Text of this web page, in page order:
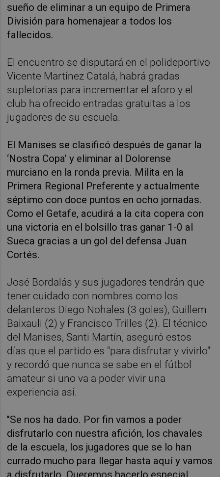
sueño de eliminar a un equipo de Primera
División para homenajear a todos los
fallecidos.
El encuentro se disputará en el polideportivo
Vicente Martínez Catalá, habrá gradas
supletorias para incrementar el aforo y el
club ha ofrecido entradas gratuitas a los
jugadores de su escuela.
El Manises se clasificó después de ganar la
‘Nostra Copa’ y eliminar al Dolorense
murciano en la ronda previa. Milita en la
Primera Regional Preferente y actualmente
séptimo con doce puntos en ocho jornadas.
Como el Getafe, acudirá a la cita copera con
una victoria en el bolsillo tras ganar 1-0 al
Sueca gracias a un gol del defensa Juan
Cortés.
José Bordalás y sus jugadores tendrán que
tener cuidado con nombres como los
delanteros Diego Nohales (3 goles), Guillem
Baixauli (2) y Francisco Trilles (2). El técnico
del Manises, Santi Martín, aseguró estos
días que el partido es "para disfrutar y vivirlo"
y recordó que nunca se sabe en el fútbol
amateur si uno va a poder vivir una
experiencia así.
"Se nos ha dado. Por fin vamos a poder
disfrutarlo con nuestra afición, los chavales
de la escuela, los jugadores que se lo han
currado mucho para llegar hasta aquí y vamos
a disfrutarlo. Queremos hacerlo especial